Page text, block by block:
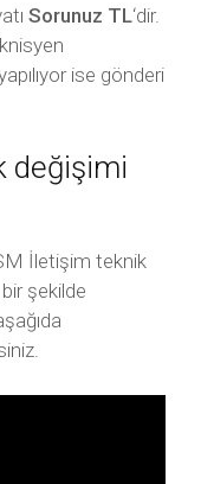
Sorunuz TL‘dir.
ise gönderi
değişimi
İletişim teknik
bir şekilde